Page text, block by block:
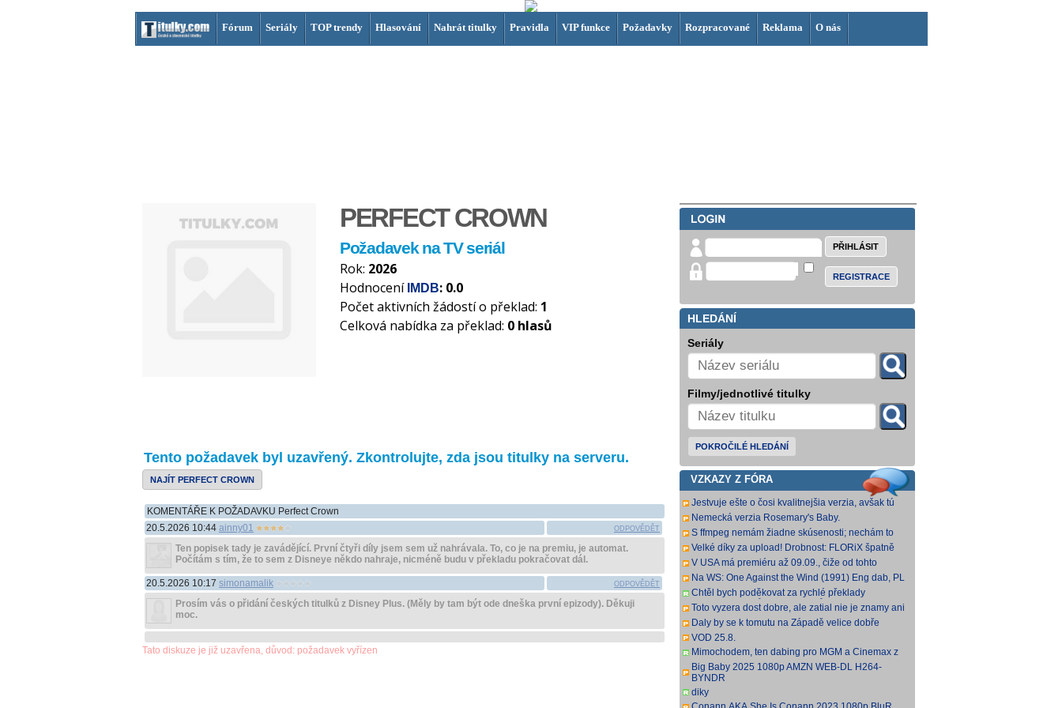
Fórum Seriály TOP trendy Hlasování Nahrát titulky Pravidla VIP funkce Požadavky Rozpracované Reklama O nás
PERFECT CROWN
Požadavek na TV seriál
Rok: 2026
Hodnocení IMDB: 0.0
Počet aktivních žádostí o překlad: 1
Celková nabídka za překlad: 0 hlasů
Tento požadavek byl uzavřený. Zkontrolujte, zda jsou titulky na serveru.
NAJÍT PERFECT CROWN
KOMENTÁŘE K POŽADAVKU Perfect Crown
20.5.2026 10:44 ainny01 ODPOVĚDĚT
Ten popisek tady je zavádějící. První čtyři díly jsem sem už nahrávala. To, co je na premiu, je automat.
Počítám s tím, že to sem z Disneye někdo nahraje, nicméně budu v překladu pokračovat dál.
20.5.2026 10:17 simonamalik ODPOVĚDĚT
Prosím vás o přidání českých titulků z Disney Plus. (Měly by tam být ode dneška první epizody). Děkuji
moc.
Tato diskuze je již uzavřena, důvod: požadavek vyřízen
REGISTRACE
HLEDÁNÍ
Seriály
Filmy/jednotlivé titulky
POKROČILÉ HLEDÁNÍ
VZKAZY Z FÓRA
Jestvuje ešte o čosi kvalitnejšia verzia, avšak tú
sa mi nepodarilo zohnať.
Welcome.Home.Baby.2025.G
Nemecká verzia Rosemary's Baby.
Welcome.Home.Baby.2025.GERMAN.1080p.WEB.x265-
TSCC [1,74 GB] V príloh
S ffmpeg nemám žiadne skúsenosti; nechám to
na teba. Môžeš opraviť a nahodiť na WS, ak
Velké díky za upload! Drobnost: FLORiX špatně
namapoval audio kanály (nejspíš vzniklo
převodem z DTS
V USA má premiéru až 09.09., čiže od tohto
dátumu bude VoD za taký mesiac, možno dva.
Na WS: One Against the Wind (1991) Eng dab, PL
tit.mkv Polské titulky, ale kvalita obrazu je slabší.
Chtěl bych poděkovat za rychlé překlady
zajímavých titulů, patří Vám můj dík. O to více mne
mrzí ,že
Toto vyzera dost dobre, ale zatial nie je znamy ani
datum vydania na VOD.
Daly by se k tomutu na Západě velice dobře
oceněnému televiznímu snímku dohledat nějaké
VOD 25.8.
Mimochodem, ten dabing pro MGM a Cinemax z
r. 2007 je fakt bizarní. Zdá se, že když si
překladatel P
Big Baby 2025 1080p AMZN WEB-DL H264-
BYNDR
diky